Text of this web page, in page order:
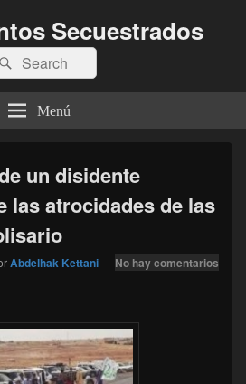
Secuestrados
Buscar
Menú
un disidente
las atrocidades de las
Abdelhak Kettani— No hay comentarios